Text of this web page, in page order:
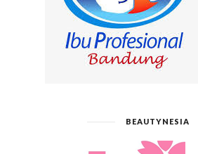
BEAUTYNESIA